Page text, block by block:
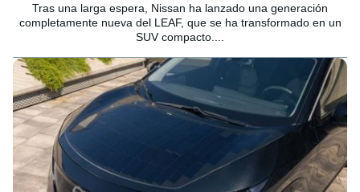
Tras una larga espera, Nissan ha lanzado una generación
completamente nueva del LEAF, que se ha transformado en un
SUV compacto....